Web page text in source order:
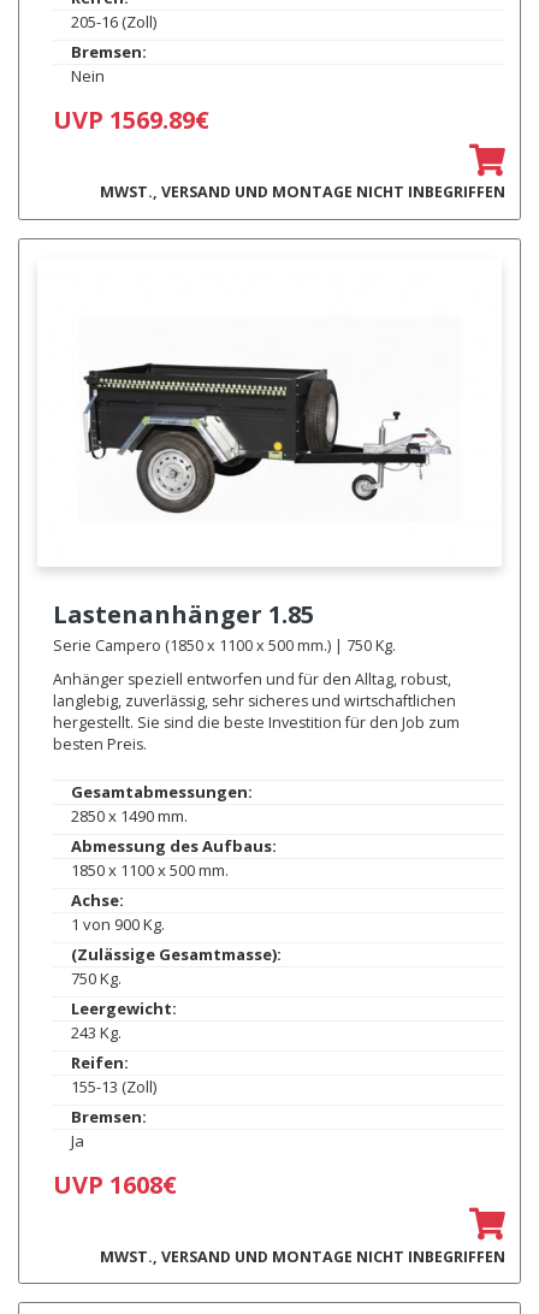
205-16 (Zoll)
Bremsen:
Nein
UVP 1569.89€
MWST., VERSAND UND MONTAGE NICHT INBEGRIFFEN
Lastenanhänger 1.85
Serie Campero (1850 x 1100 x 500 mm.) | 750 Kg.
Anhänger speziell entworfen und für den Alltag, robust,
langlebig, zuverlässig, sehr sicheres und wirtschaftlichen
hergestellt. Sie sind die beste Investition für den Job zum
besten Preis.
Gesamtabmessungen:
2850 x 1490 mm.
Abmessung des Aufbaus:
1850 x 1100 x 500 mm.
Achse:
1 von 900 Kg.
(Zulässige Gesamtmasse):
750 Kg.
Leergewicht:
243 Kg.
Reifen:
155-13 (Zoll)
Bremsen:
Ja
UVP 1608€
MWST., VERSAND UND MONTAGE NICHT INBEGRIFFEN